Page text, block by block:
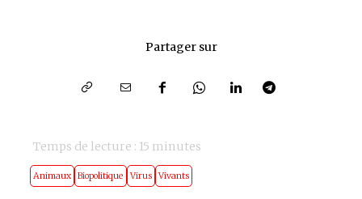
Partager sur
Temps de lecture : 15 minutes
Animaux Biopolitique Virus Vivants